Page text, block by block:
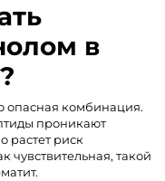
в
комбинация.
проникают
растет риск
чувствительная, такой